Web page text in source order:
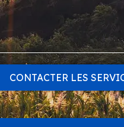
CONTACTER LES